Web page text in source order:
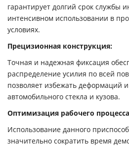
гарантирует долгий срок службы
интенсивном использовании в
условиях.
Прецизионная конструкция:
Точная и надежная фиксация
распределение усилия по всей
позволяет избежать деформаций
автомобильного стекла и кузова.
Оптимизация рабочего
Использование данного
значительно сократить время